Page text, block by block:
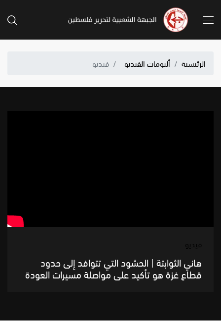
الرئيسية ألبومات الفيديو فيديو
فيديو
هاني الثوابتة | الحشود التي تتوافد إلى حدود
قطاع غزة هو تأكيد على مواصلة مسيرات العودة